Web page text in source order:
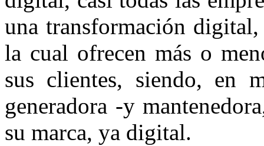
una transformación
la cual ofrecen más o
sus clientes, siendo, en
generadora -y
su marca, ya digital.